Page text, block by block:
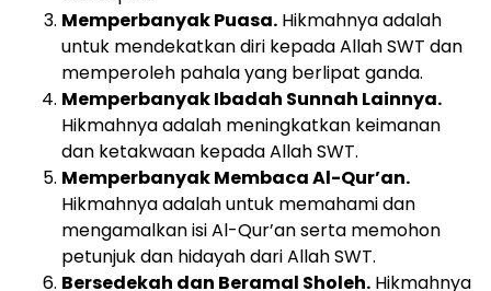
Memperbanyak Puasa. Hikmahnya adalah
untuk mendekatkan diri kepada Allah SWT dan
memperoleh pahala yang berlipat ganda.
Memperbanyak Ibadah Sunnah Lainnya.
Hikmahnya adalah meningkatkan keimanan
dan ketakwaan kepada Allah SWT.
Memperbanyak Membaca Al-Qur’an.
Hikmahnya adalah untuk memahami dan
mengamalkan isi Al-Qur’an serta memohon
petunjuk dan hidayah dari Allah SWT.
Bersedekah dan Beramal Sholeh. Hikmahnya